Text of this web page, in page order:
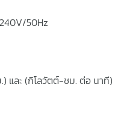
50Hz
และ (กิโลวัตต์-ชม. ต่อ นาที